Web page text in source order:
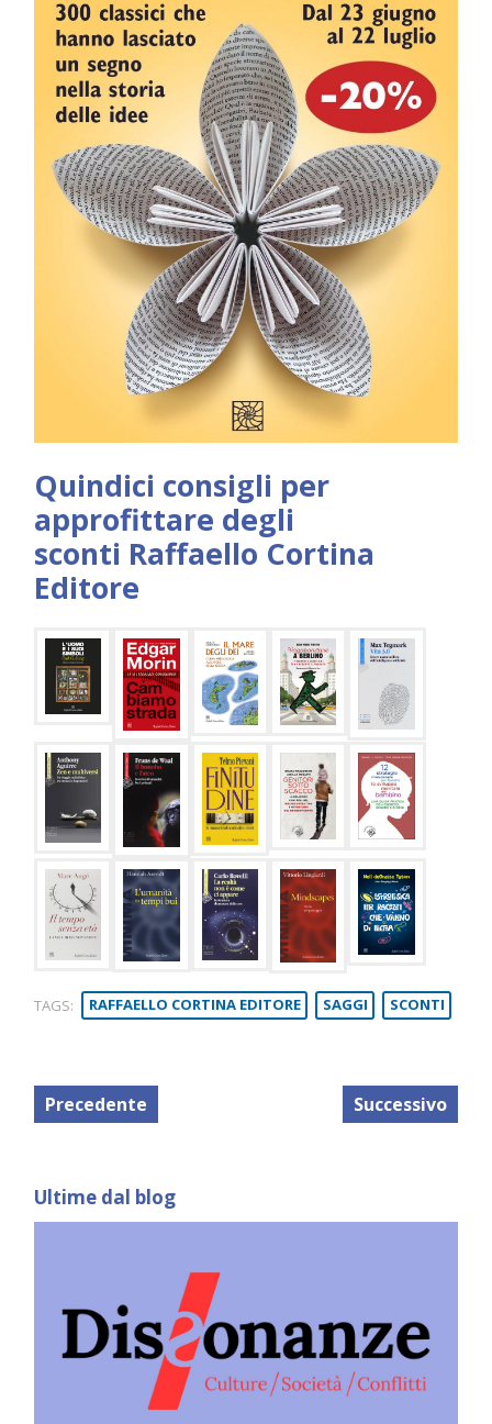
Quindici consigli per
approfittare degli
sconti Raffaello Cortina
Editore
TAGS: RAFFAELLO CORTINA EDITORE SAGGI SCONTI
Precedente Successivo
Ultime dal blog